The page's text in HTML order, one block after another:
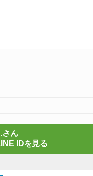
さん
IDを見る